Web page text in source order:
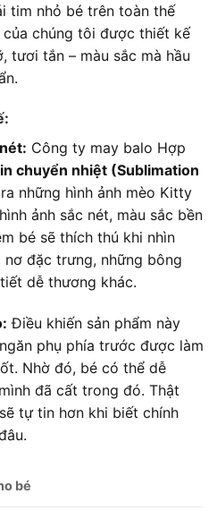
tim nhỏ bé trên toàn thế
của chúng tôi được thiết kế
tươi tắn – màu sắc mà hầu
Công ty may balo Hợp
in chuyển nhiệt (Sublimation
những hình ảnh mèo Kitty
ảnh sắc nét, màu sắc bền
bé sẽ thích thú khi nhìn
đặc trưng, những bông
dễ thương khác.
Điều khiến sản phẩm này
phụ phía trước được làm
Nhờ đó, bé có thể dễ
đã cất trong đó. Thật
tự tin hơn khi biết chính
bé